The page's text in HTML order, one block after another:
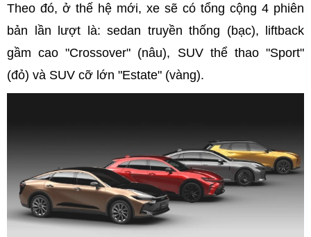
Theo đó, ở thế hệ mới, xe sẽ có tổng cộng 4 phiên
bản lần lượt là: sedan truyền thống (bạc), liftback
gầm cao "Crossover" (nâu), SUV thể thao "Sport"
(đỏ) và SUV cỡ lớn "Estate" (vàng).